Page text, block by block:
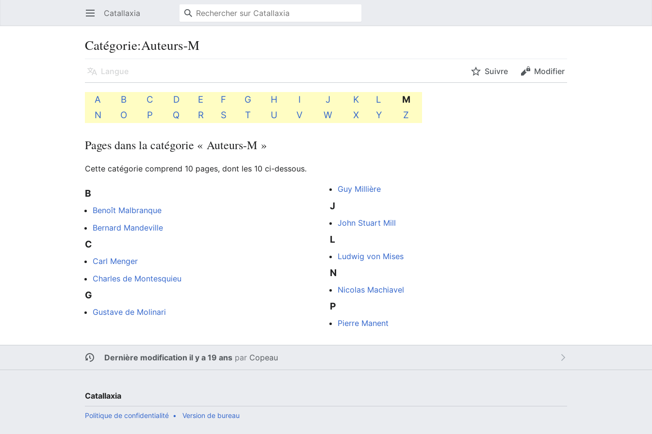
Ouvrir le menu principal Catallaxia
Catégorie:Auteurs-M
Langue Suivre Modifier
A B C D E F G H I J K L
M
N
O P Q R S T U V W X Y Z
Pages dans la catégorie « Auteurs-M »
Cette catégorie comprend 10 pages, dont les 10 ci-dessous.
B
Benoît Malbranque
Bernard Mandeville
C
Carl Menger
Charles de Montesquieu
G
Gustave de Molinari
Guy Millière
J
John Stuart Mill
L
Ludwig von Mises
N
Nicolas Machiavel
P
Pierre Manent
Dernière modification il y a 19 ans par Copeau
Catallaxia
Politique de confidentialité Version de bureau